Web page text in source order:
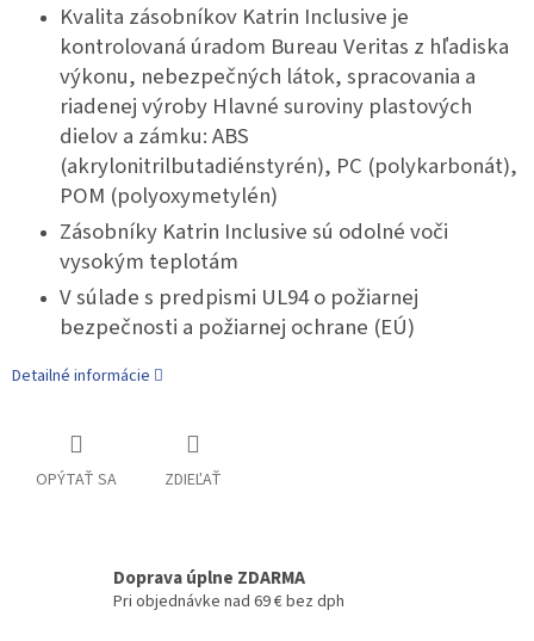
Kvalita zásobníkov Katrin Inclusive je
kontrolovaná úradom Bureau Veritas z hľadiska
výkonu, nebezpečných látok, spracovania a
riadenej výroby Hlavné suroviny plastových
dielov a zámku: ABS
(akrylonitrilbutadiénstyrén), PC (polykarbonát),
POM (polyoxymetylén)
Zásobníky Katrin Inclusive sú odolné voči
vysokým teplotám
V súlade s predpismi UL94 o požiarnej
bezpečnosti a požiarnej ochrane (EÚ)
Detailné informácie
OPÝTAŤ SA ZDIEĽAŤ
Doprava úplne ZDARMA
Pri objednávke nad 69 € bez dph